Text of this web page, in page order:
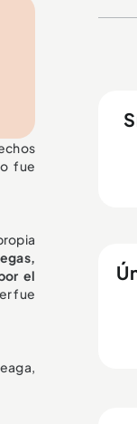
fue
el
fue